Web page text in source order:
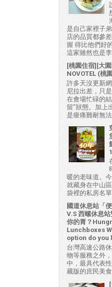
是自己家裡子
店的品質都參
握 得比他們好
這家雖然也是
[桃園住宿][大
NOVOTEL (桃
許多天沒更新
尼拉出差，只
在會場忙碌的
留"狀態。加上
是痠痛難耐無
暖的老味道。
就藏身在中山
袋裡的私房名
國道休息站「
V.S 西螺休息
你的胃？
Lunchboxes
option do you
台灣高速公路
物等服務之外
中，最具代表
藏版的庶民美